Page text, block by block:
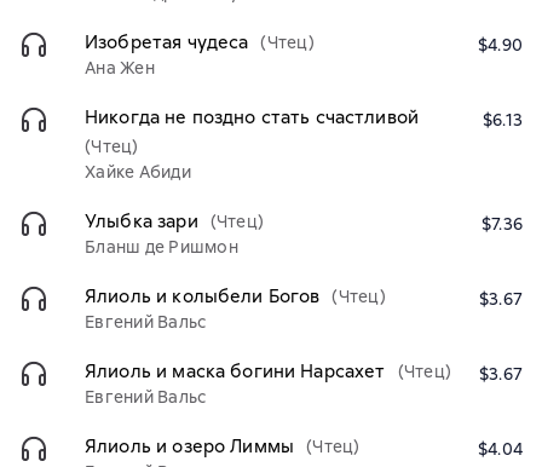
Изобретая чудеса (Чтец)
Ана Жен
$4.90
Никогда не поздно стать счастливой
(Чтец)
Хайке Абиди
$6.13
Улыбка зари
(Чтец)
Бланш де Ришмон
$7.36
Ялиоль и колыбели Богов (Чтец)
Евгений Вальс
$3.67
Ялиоль и маска богини Нарсахет
(Чтец)
Евгений Вальс
$3.67
Ялиоль и озеро Лиммы
(Чтец)
$4.04